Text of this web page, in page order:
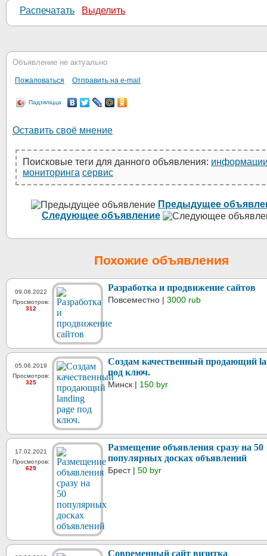
Распечатать Выделить
Объявление не актуально
Пожаловаться Отправить на e-mail
Падзяліцца
Оставить своё мнение
Поисковые теги для данного объявления:
мониторинга сервис
Предыдущее
Следующее объявление
Похожие объявления
09.08.2022
Просмотров:
312
Разработка и продвижение сайтов
Повсеместно | 3000 rub
05.06.2019
Просмотров:
325
Создам качественный продающий
под ключ.
Минск | 150 byr
17.02.2021
Просмотров:
629
Размещение объявления сразу на 50
популярных досках объявлений
Брест | 50 byr
Современный сайт визитка